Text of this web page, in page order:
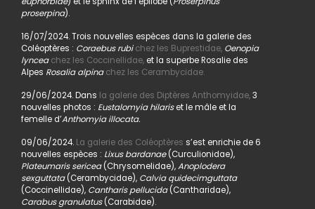
proserpina).
16/07/2024. Trois nouvelles espèces dans la galerie des
Coléoptères : Coraebus rubi chez les Buprestidae, Oenopia
lyncea chez les Coccinellidae,et la superbe Rosalie des
Alpes Rosalia alpina chez les Cerambycidae.
29/06/2024. Dans la galerie des Diptères Anthomyidae,3
nouvelles photos : Eustalomyia hilariset le mâle et la
femelle d’Anthomyia illocata.
09/06/2024.La galerie des Coléoptères s’est enrichie de 6
nouvelles espèces : Lixus bardanae(Curculionidae),
Plateumaris sericea(Chrysomelidae),Anoplodera
sexguttata(Cerambycidae), Calvia quidecimguttata
(Coccinellidae), Cantharis pellucida(Cantharidae),
Carabus granulatus(Carabidae).